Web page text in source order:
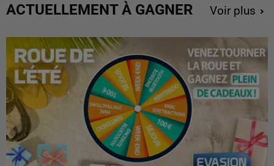
ACTUELLEMENT À GAGNER Voir plus